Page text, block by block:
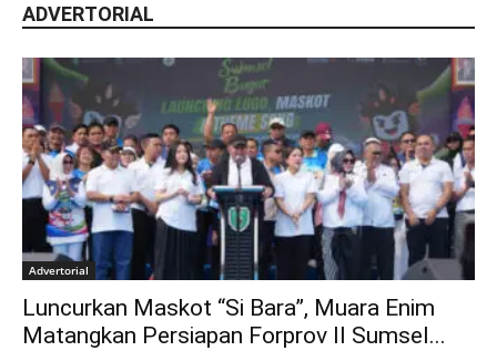
ADVERTORIAL
Advertorial
Luncurkan Maskot “Si Bara”, Muara Enim
Matangkan Persiapan Forprov II Sumsel...